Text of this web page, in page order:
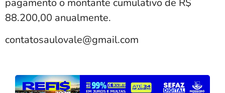
88.200,00 anualmente.
contatosaulovale@gmail.com